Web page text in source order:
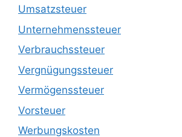
Umsatzsteuer
Unternehmenssteuer
Verbrauchssteuer
Vergnügungssteuer
Vermögenssteuer
Vorsteuer
Werbungskosten